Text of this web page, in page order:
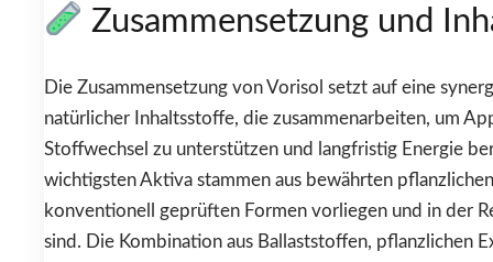
Zusammensetzung und
Die Zusammensetzung von Vorisol setzt auf eine
natürlicher Inhaltsstoffe, die zusammenarbeiten, um
Stoffwechsel zu unterstützen und langfristig Energie
wichtigsten Aktiva stammen aus bewährten
konventionell geprüften Formen vorliegen und in der
sind. Die Kombination aus Ballaststoffen, pflanzlichen